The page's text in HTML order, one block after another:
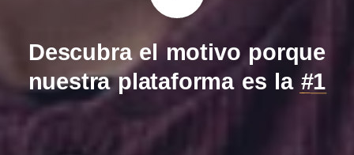
Descubra el motivo porque
nuestra plataforma es la #1